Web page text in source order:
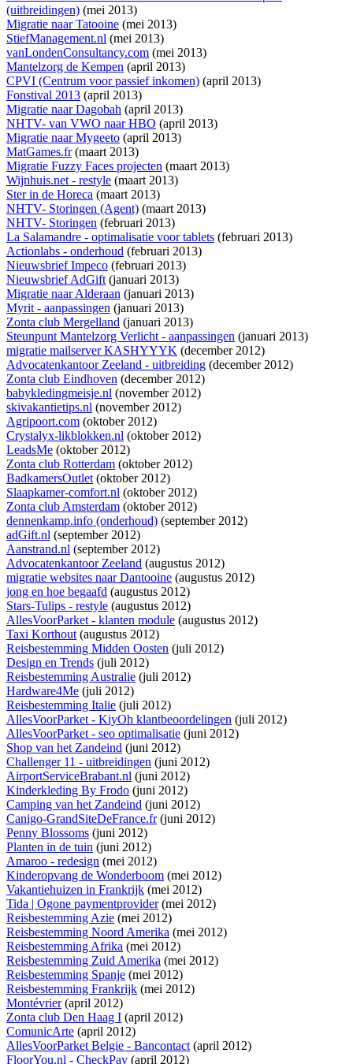
(uitbreidingen) (mei 2013)
Migratie naar Tatooine (mei 2013)
StiefManagement.nl (mei 2013)
vanLondenConsultancy.com (mei 2013)
Mantelzorg de Kempen (april 2013)
CPVI (Centrum voor passief inkomen) (april 2013)
Fonstival 2013 (april 2013)
Migratie naar Dagobah (april 2013)
NHTV- van VWO naar HBO (april 2013)
Migratie naar Mygeeto (april 2013)
MatGames.fr(maart 2013)
Migratie Fuzzy Faces projecten (maart 2013)
Wijnhuis.net - restyle (maart 2013)
Ster in de Horeca (maart 2013)
NHTV- Storingen (Agent) (maart 2013)
NHTV- Storingen (februari 2013)
La Salamandre - optimalisatie voor tablets (februari 2013)
Actionlabs - onderhoud (februari 2013)
Nieuwsbrief Impeco (februari 2013)
Nieuwsbrief AdGift(januari 2013)
Migratie naar Alderaan (januari 2013)
Myrit - aanpassingen (januari 2013)
Zonta club Mergelland (januari 2013)
Steunpunt Mantelzorg Verlicht - aanpassingen (januari 2013)
migratie mailserver KASHYYYK (december 2012)
Advocatenkantoor Zeeland - uitbreiding (december 2012)
Zonta club Eindhoven (december 2012)
babykledingmeisje.nl (november 2012)
skivakantietips.nl (november 2012)
Agripoort.com (oktober 2012)
Crystalyx-likblokken.nl (oktober 2012)
LeadsMe (oktober 2012)
Zonta club Rotterdam (oktober 2012)
BadkamersOutlet(oktober 2012)
Slaapkamer-comfort.nl (oktober 2012)
Zonta club Amsterdam (oktober 2012)
dennenkamp.info (onderhoud) (september 2012)
adGift.nl (september 2012)
Aanstrand.nl (september 2012)
Advocatenkantoor Zeeland (augustus 2012)
migratie websites naar Dantooine (augustus 2012)
jong en hoe begaafd (augustus 2012)
Stars-Tulips - restyle (augustus 2012)
AllesVoorParket - klanten module (augustus 2012)
Taxi Korthout(augustus 2012)
Reisbestemming Midden Oosten (juli 2012)
Design en Trends (juli 2012)
Reisbestemming Australie (juli 2012)
Hardware4Me (juli 2012)
Reisbestemming Italie (juli 2012)
AllesVoorParket - KiyOh klantbeoordelingen (juli 2012)
AllesVoorParket - seo optimalisatie (juni 2012)
Shop van het Zandeind (juni 2012)
Challenger 11 - uitbreidingen (juni 2012)
AirportServiceBrabant.nl (juni 2012)
Kinderkleding By Frodo (juni 2012)
Camping van het Zandeind (juni 2012)
Canigo-GrandSiteDeFrance.fr(juni 2012)
Penny Blossoms (juni 2012)
Planten in de tuin (juni 2012)
Amaroo - redesign (mei 2012)
Kinderopvang de Wonderboom (mei 2012)
Vakantiehuizen in Frankrijk (mei 2012)
Tida | Ogone paymentprovider(mei 2012)
Reisbestemming Azie (mei 2012)
Reisbestemming Noord Amerika (mei 2012)
Reisbestemming Afrika (mei 2012)
Reisbestemming Zuid Amerika (mei 2012)
Reisbestemming Spanje (mei 2012)
Reisbestemming Frankrijk (mei 2012)
Montévrier(april 2012)
Zonta club Den Haag I (april 2012)
ComunicArte (april 2012)
AllesVoorParket Belgie - Bancontact(april 2012)
FloorYou.nl - CheckPay (april 2012)